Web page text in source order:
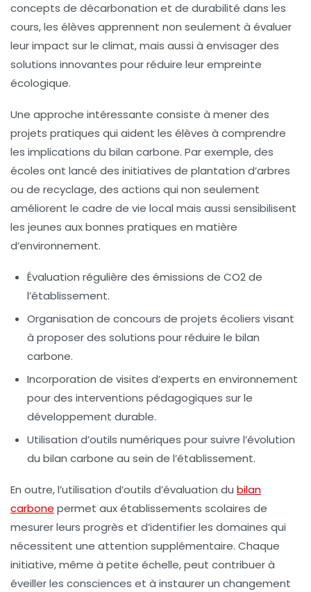
concepts de décarbonation et de durabilité dans les
cours, les élèves apprennent non seulement à évaluer
leur impact sur le climat, mais aussi à envisager des
solutions innovantes pour réduire leurempreinte
écologique.
Une approche intéressante consiste à mener des
projets pratiques qui aident les élèves à comprendre
les implications du bilan carbone. Par exemple, des
écoles ont lancé des initiatives de plantation d’arbres
ou de recyclage, des actions qui non seulement
améliorent le cadre de vie local mais aussi sensibilisent
les jeunes aux bonnes pratiques en matière
d’environnement.
Évaluation régulière des émissions de CO2de
l’établissement.
Organisation de concours de projets écoliers visant
à proposer des solutions pour réduire le bilan
carbone.
Incorporation de visites d’experts en environnement
pour des interventions pédagogiques sur le
développement durable.
Utilisation d’outils numériques pour suivre l’évolution
du bilan carbone au sein de l’établissement.
En outre, l’utilisation d’outils d’évaluation du bilan
carbone permet aux établissements scolaires de
mesurer leurs progrès et d’identifier les domaines qui
nécessitent une attention supplémentaire. Chaque
initiative, même à petite échelle, peut contribuer à
éveiller les consciences et à instaurer un changement